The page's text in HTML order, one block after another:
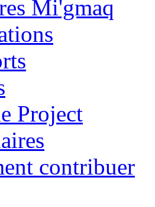
Mi'gmaq
Project
contribuer